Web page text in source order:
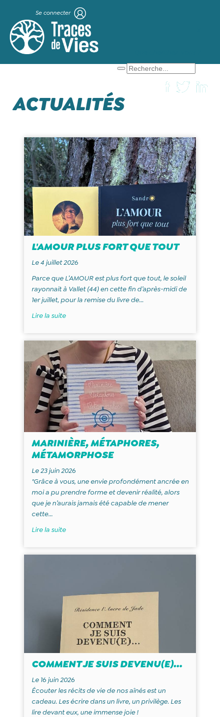
Se connecter
ACTUALITÉS
L'AMOUR PLUS FORT QUE TOUT
Le 4 juillet 2026
Parce que L’AMOUR est plus fort que tout, le soleil
rayonnait à Vallet (44) en cette fin d’après-midi de
1er juillet, pour la remise du livre de...
Lire la suite
MARINIÈRE, MÉTAPHORES,
MÉTAMORPHOSE
Le 23 juin 2026
"Grâce à vous, une envie profondément ancrée en
moi a pu prendre forme et devenir réalité, alors
que je n’aurais jamais été capable de mener
cette...
Lire la suite
COMMENT JE SUIS DEVENU(E)...
Le 16 juin 2026
Écouter les récits de vie de nos aînés est un
cadeau. Les écrire dans un livre, un privilège. Les
lire devant eux, une immense joie !